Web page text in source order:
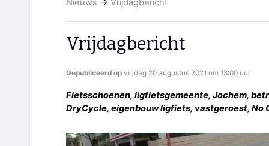
Nieuws → Vrijdagbericht
Vrijdagbericht
Gepubliceerd op vrijdag 20 augustus 2021 om 13:00 uur
Fietsschoenen, ligfietsgemeente, Jochem,
DryCycle, eigenbouw ligfiets, vastgeroest, No